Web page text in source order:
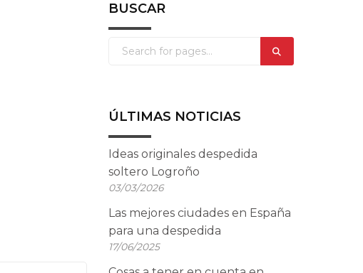
BUSCAR
ÚLTIMAS NOTICIAS
Ideas originales despedida
soltero Logroño
03/03/2026
Las mejores ciudades en España
para una despedida
17/06/2025